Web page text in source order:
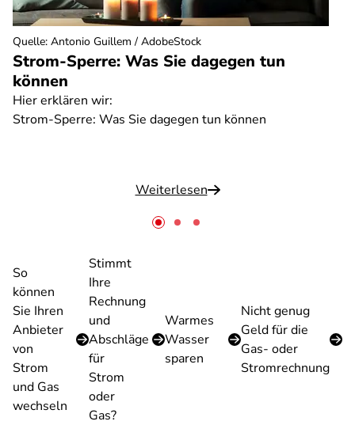
Strom-Sperre: Was Sie dagegen tun
können
Hier erklären wir:
Strom-Sperre: Was Sie dagegen tun können
Weiterlesen
Quelle: Antonio Guillem / AdobeStock
So
können
Sie Ihren
Anbieter
von
Strom
und Gas
wechseln
Stimmt
Ihre
Rechnung
und
Abschläge
für
Strom
oder
Gas?
Warmes
Wasser
sparen
Nicht genug
Geld für die
Gas- oder
Stromrechnung